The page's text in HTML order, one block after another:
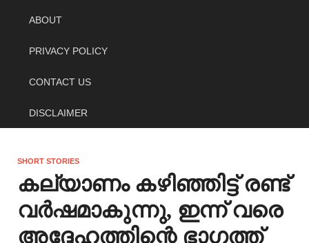
ABOUT
PRIVACY POLICY
CONTACT US
DISCLAIMER
SHORT STORIES
കല്യാണം കഴിഞ്ഞിട്ട് രണ്ട്
വർഷമാകുന്നു, ഇന്ന് വരെ
അദ്ദേഹത്തിന്റെ ഭാഗത്ത്